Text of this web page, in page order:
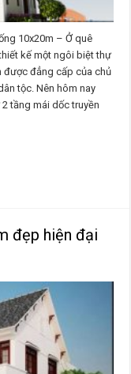
10x20m – Ở quê
kế một ngôi biệt thự
được đẳng cấp của chủ
tộc. Nên hôm nay
tầng mái dốc truyền
đẹp hiện đại